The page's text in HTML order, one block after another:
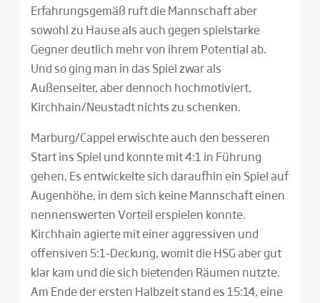
Erfahrungsgemäß ruft die Mannschaft aber
sowohl zu Hause als auch gegen spielstarke
Gegner deutlich mehr von ihrem Potential ab.
Und so ging man in das Spiel zwar als
Außenseiter, aber dennoch hochmotiviert,
Kirchhain/Neustadt nichts zu schenken.
Marburg/Cappel erwischte auch den besseren
Start ins Spiel und konnte mit 4:1 in Führung
gehen. Es entwickelte sich daraufhin ein Spiel auf
Augenhöhe, in dem sich keine Mannschaft einen
nennenswerten Vorteil erspielen konnte.
Kirchhain agierte mit einer aggressiven und
offensiven 5:1-Deckung, womit die HSG aber gut
klar kam und die sich bietenden Räumen nutzte.
Am Ende der ersten Halbzeit stand es 15:14, eine